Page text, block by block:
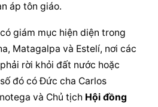
áp tôn giáo.
giám mục hiện diện trong
Matagalpa và Estelí, nơi các
rời khỏi đất nước hoặc
đó có Đức cha Carlos
và Chủ tịch Hội đồng